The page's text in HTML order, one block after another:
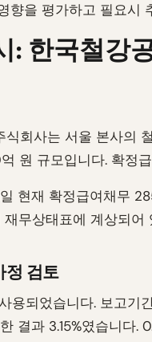
향을 평가하고 필요시
: 한국철강
식회사는 서울 본사의
원 규모입니다. 확정
현재 확정급여채무
무상태표에 계상되어
정 검토
용되었습니다. 보고기
결과 3.15%였습니다.